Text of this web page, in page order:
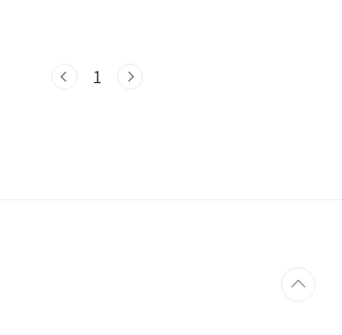
차 방문한 집들보다 오히려 그 과정에서 소개된
관심이 더 몰렸다. 그래서 이번 글에서는 MBC
1